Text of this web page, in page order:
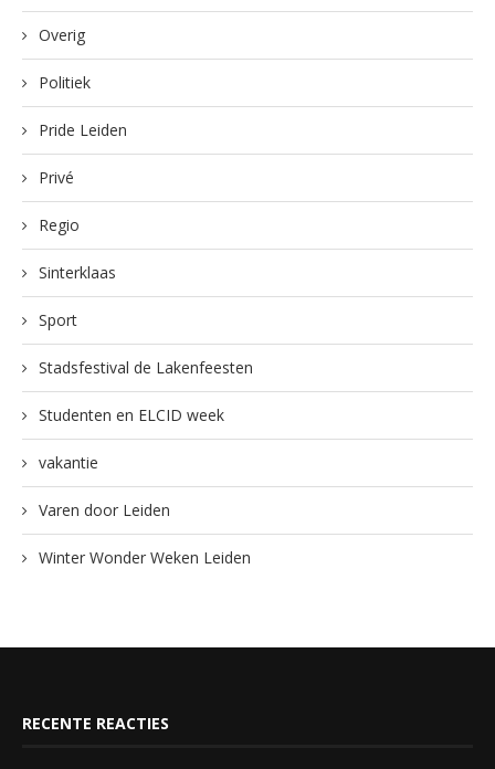
Overig
Politiek
Pride Leiden
Privé
Regio
Sinterklaas
Sport
Stadsfestival de Lakenfeesten
Studenten en ELCID week
vakantie
Varen door Leiden
Winter Wonder Weken Leiden
RECENTE REACTIES